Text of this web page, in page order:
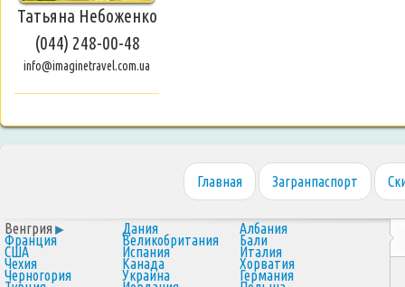
Татьяна Небоженко
(044) 248-00-48
info@imaginetravel.com.ua
Главная Загранпаспорт
Венгрия Дания Албания
Франция Великобритания Бали
США Испания Италия
Чехия Канада Хорватия
Черногория Украина Германия